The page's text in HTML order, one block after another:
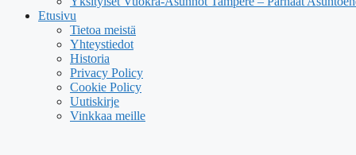
Etusivu
Tietoa meistä
Yhteystiedot
Historia
Privacy Policy
Cookie Policy
Uutiskirje
Vinkkaa meille